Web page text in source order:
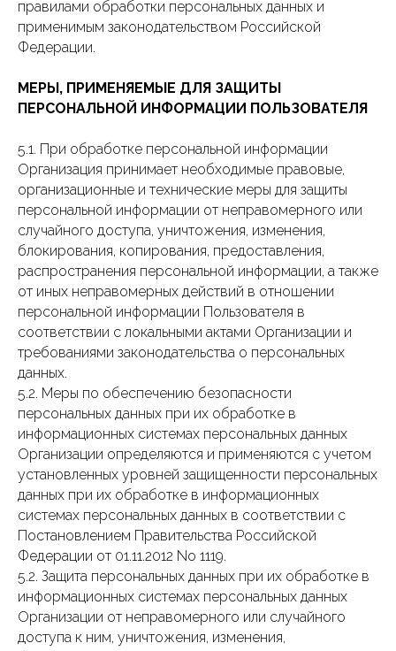
правилами обработки персональных данных и
применимым законодательством Российской
Федерации.
МЕРЫ, ПРИМЕНЯЕМЫЕ ДЛЯ ЗАЩИТЫ
ПЕРСОНАЛЬНОЙ ИНФОРМАЦИИ ПОЛЬЗОВАТЕЛЯ
5.1. При обработке персональной информации
Организация принимает необходимые правовые,
организационные и технические меры для защиты
персональной информации от неправомерного или
случайного доступа, уничтожения, изменения,
блокирования, копирования, предоставления,
распространения персональной информации, а также
от иных неправомерных действий в отношении
персональной информации Пользователя в
соответствии с локальными актами Организации и
требованиями законодательства о персональных
данных.
5.2. Меры по обеспечению безопасности
персональных данных при их обработке в
информационных системах персональных данных
Организации определяются и применяются с учетом
установленных уровней защищенности персональных
данных при их обработке в информационных
системах персональных данных в соответствии с
Постановлением Правительства Российской
Федерации от 01.11.2012 No 1119.
5.2. Защита персональных данных при их обработке в
информационных системах персональных данных
Организации от неправомерного или случайного
доступа к ним, уничтожения, изменения,